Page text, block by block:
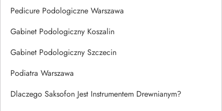
Pedicure Podologiczne Warszawa
Gabinet Podologiczny Koszalin
Gabinet Podologiczny Szczecin
Podiatra Warszawa
Dlaczego Saksofon Jest Instrumentem Drewnianym?